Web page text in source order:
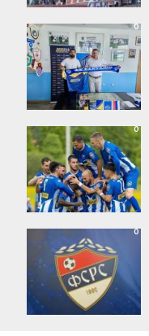
0
0
0